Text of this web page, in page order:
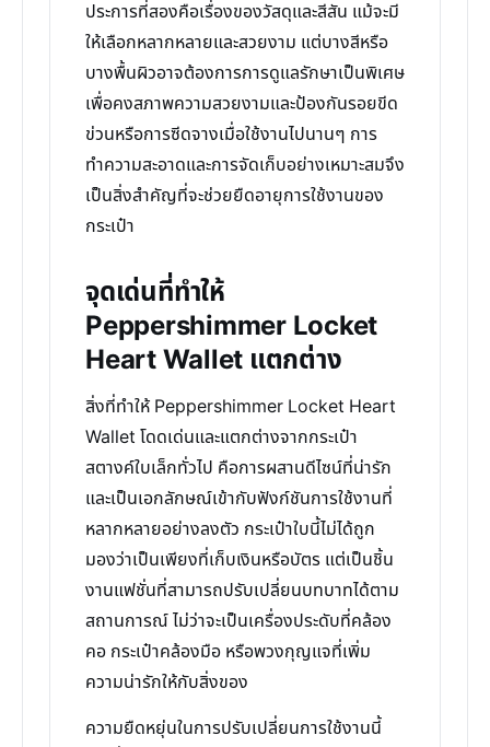
ประการที่สองคือเรื่องของวัสดุและสีสัน แม้จะมี
ให้เลือกหลากหลายและสวยงาม แต่บางสีหรือ
บางพื้นผิวอาจต้องการการดูแลรักษาเป็นพิเศษ
เพื่อคงสภาพความสวยงามและป้องกันรอยขีด
ข่วนหรือการซีดจางเมื่อใช้งานไปนานๆ การ
ทำความสะอาดและการจัดเก็บอย่างเหมาะสมจึง
เป็นสิ่งสำคัญที่จะช่วยยืดอายุการใช้งานของ
กระเป๋า
จุดเด่นที่ทำให้
Peppershimmer Locket
Heart Wallet แตกต่าง
สิ่งที่ทำให้ Peppershimmer Locket Heart
Wallet โดดเด่นและแตกต่างจากกระเป๋า
สตางค์ใบเล็กทั่วไป คือการผสานดีไซน์ที่น่ารัก
และเป็นเอกลักษณ์เข้ากับฟังก์ชันการใช้งานที่
หลากหลายอย่างลงตัว กระเป๋าใบนี้ไม่ได้ถูก
มองว่าเป็นเพียงที่เก็บเงินหรือบัตร แต่เป็นชิ้น
งานแฟชั่นที่สามารถปรับเปลี่ยนบทบาทได้ตาม
สถานการณ์ ไม่ว่าจะเป็นเครื่องประดับที่คล้อง
คอ กระเป๋าคล้องมือ หรือพวงกุญแจที่เพิ่ม
ความน่ารักให้กับสิ่งของ
ความยืดหยุ่นในการปรับเปลี่ยนการใช้งานนี้